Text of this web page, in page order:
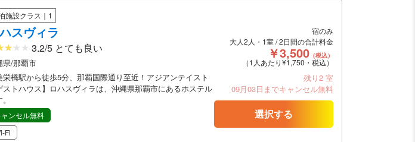
施設クラス｜1
スヴィラ
3.2/5 とても良い
県/那覇市
栄橋駅から徒歩5分、那覇国際通り至近！アジアンテイスト
ストハウス】ロハスヴィラは、沖縄県那覇市にあるホステル
ャンセル無料
Fi
宿のみ
大人2人・1室 / 2日間の合計料金
￥3,500 （税込）
（1人あたり¥1,750・税込）
残り2 室
09月03日までキャンセル無料
選択する